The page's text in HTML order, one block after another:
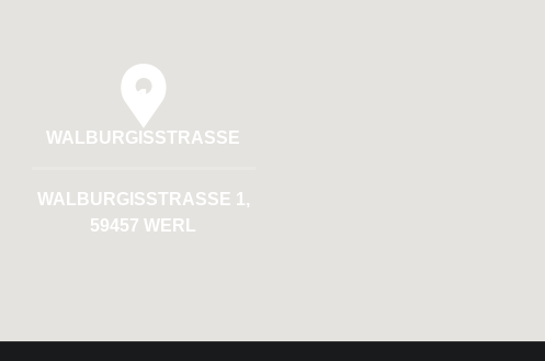
1
WALBURGISSTRASSE
WALBURGISSTRASSE 1, 5
9457 WERL